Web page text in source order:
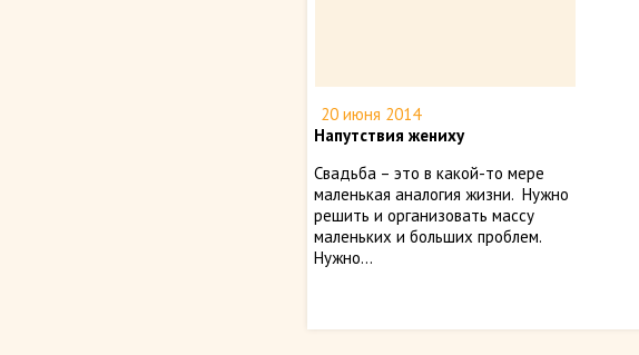
20 июня 2014
Напутствия жениху
Свадьба – это в какой-то мере
маленькая аналогия жизни. Нужно
решить и организовать массу
маленьких и больших проблем.
Нужно...